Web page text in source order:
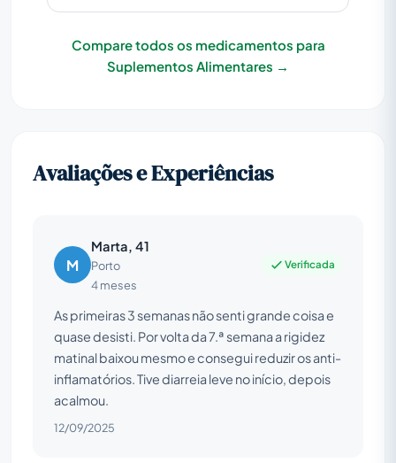
Compare todos os medicamentos para
Suplementos Alimentares →
Avaliações e Experiências
M
Marta, 41
Porto
4 meses
Verificada
As primeiras 3 semanas não senti grande coisa e
quase desisti. Por volta da 7.ª semana a rigidez
matinal baixou mesmo e consegui reduzir os anti-
inflamatórios. Tive diarreia leve no início, depois
acalmou.
12/09/2025